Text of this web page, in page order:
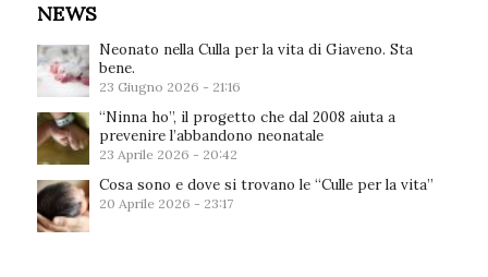
NEWS
Neonato nella Culla per la vita di Giaveno. Sta
bene.
23 Giugno 2026 - 21:16
“Ninna ho”, il progetto che dal 2008 aiuta a
prevenire l’abbandono neonatale
23 Aprile 2026 - 20:42
Cosa sono e dove si trovano le “Culle per la vita”
20 Aprile 2026 - 23:17